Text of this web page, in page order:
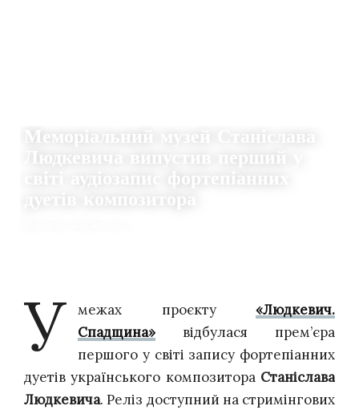
Меморіальний музей Станіслава
Людкевича випустив перший у
світі аудіозапис фортепіанних
дуетів композитора
У межах проєкту «Людкевич.
Спадщина» відбулася прем’єра
першого у світі запису фортепіанних
дуетів українського композитора Станіслава
Людкевича. Реліз доступний на стримінгових